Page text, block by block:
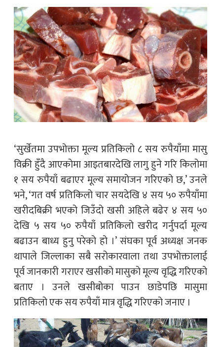
‘सुर्खेतमा उपभोक्ता मूल्य प्रतिकिलो ८ सय रुपैयाँमा मासु
विक्री हुँदै आएकोमा आइतबारदेखि लागु हुने गरि किलोमा
१ सय रुपैयाँ बढाएर मूल्य समायोजन गरिएको छ,’ उनले
भने, ‘गत वर्ष प्रतिकिलो चार सयदेखि ४ सय ५० रुपैयाँमा
खरीदबिक्री भएको जिउँदो खसी अहिले बढेर ४ सय ५०
देखि ५ सय ५० रुपैयाँ प्रतिकिलो खरीद गर्नुपर्दा मूल्य
बढाउन बाध्य हुनु परेको हो ।’ संघका पूर्व अध्यक्ष जनक
थापाले जिल्लाका सबै सरोकारवाला तथा उपभोक्तालाई
पूर्व जानकारी गराएर खसीको मासुको मूल्य वृद्धि गरिएको
बताए । उनले खसीबोका पाउन छाडेपछि मासुमा
प्रतिकिलो एक सय रुपैयाँ मात्र वृद्धि गरिएको जनाए ।